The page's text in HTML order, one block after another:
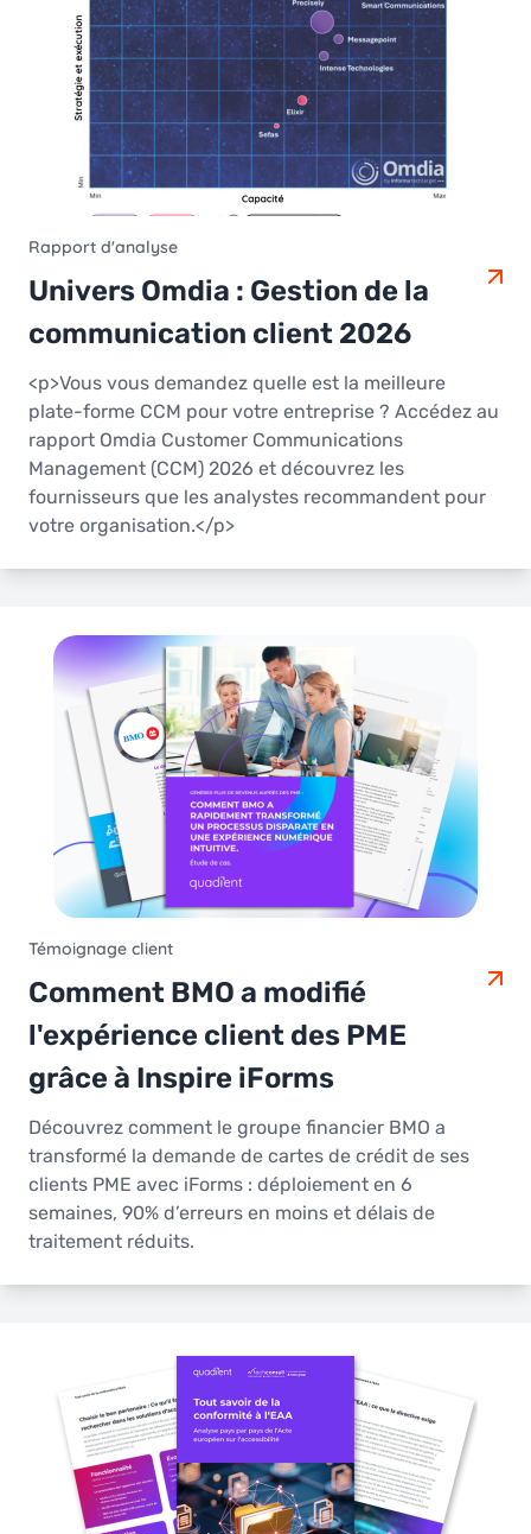
Rapport d'analyse
Univers Omdia : Gestion de la
communication client 2026
<p>Vous vous demandez quelle est la meilleure
plate-forme CCM pour votre entreprise ? Accédez au
rapport Omdia Customer Communications
Management (CCM) 2026 et découvrez les
fournisseurs que les analystes recommandent pour
votre organisation.</p>
Témoignage client
Comment BMO a modifié
l'expérience client des PME
grâce à Inspire iForms
Découvrez comment le groupe financier BMO a
transformé la demande de cartes de crédit de ses
clients PME avec iForms : déploiement en 6
semaines, 90% d’erreurs en moins et délais de
traitement réduits.